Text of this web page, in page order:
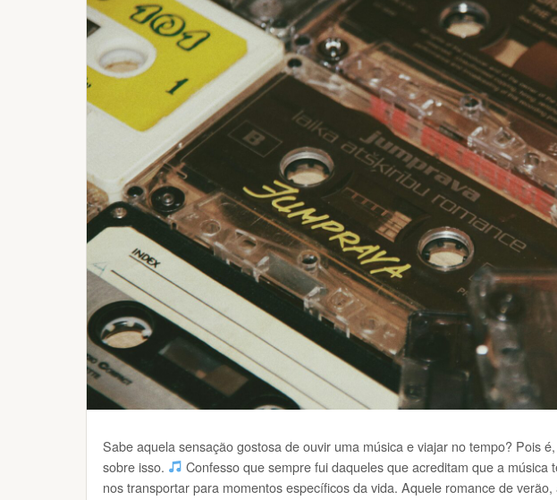
Sabe aquela sensação gostosa de ouvir uma música e viajar no tempo? Pois
sobre isso.
Confesso que sempre fui daqueles que acreditam que a música
nos transportar para momentos específicos da vida. Aquele romance de